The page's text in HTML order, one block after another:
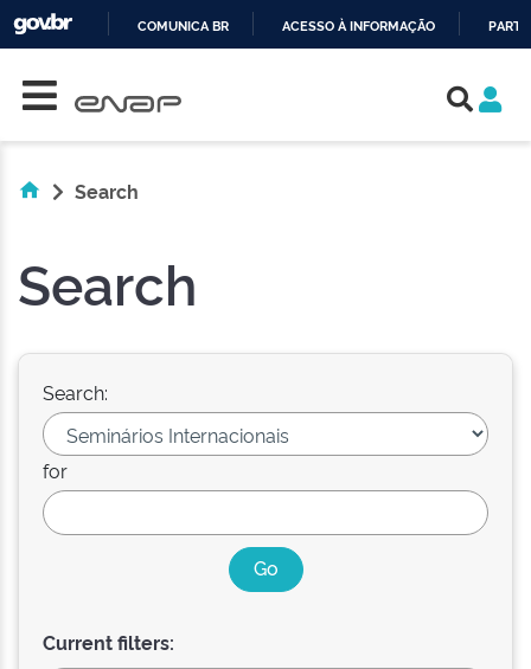
COMUNICA BR ACESSO À INFORMAÇÃO
Search
Search
Search:
for
Current filters: